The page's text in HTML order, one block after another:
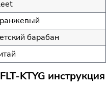
барабан
KTYG инструкция